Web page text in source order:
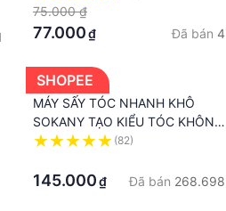
75.000 ₫
77.000₫ Đã bán 4
SHOPEE
MÁY SẤY TÓC NHANH KHÔ
SOKANY TẠO KIỂU TÓC KHÔNG
LAM KHÔ TÓC BH 1-1
(82)
145.000₫ Đã bán 268.698